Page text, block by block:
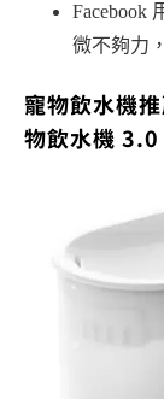
Facebook
微不夠力
寵物飲水機
物飲水機 3.0